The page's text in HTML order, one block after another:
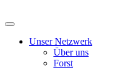
Unser Netzwerk
Über uns
Forst